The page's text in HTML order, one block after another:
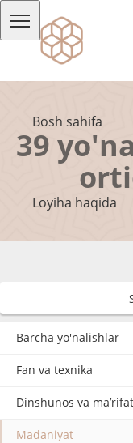
Bosh sahifa
Loyiha haqida
39
Barcha yo'nalishlar
Fan va texnika
Dinshunos va
Madaniyat